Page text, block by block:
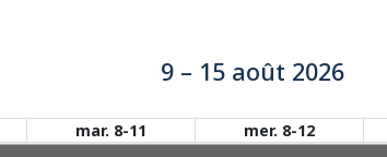
9 – 15 août 2026
mar. 8-11 mer. 8-12